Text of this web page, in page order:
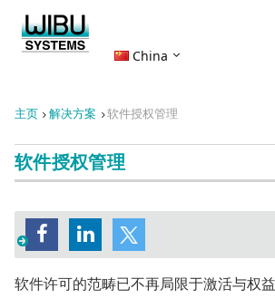
China
主页 解决方案 软件授权管理
软件授权管理
软件许可的范畴已不再局限于激活与权益